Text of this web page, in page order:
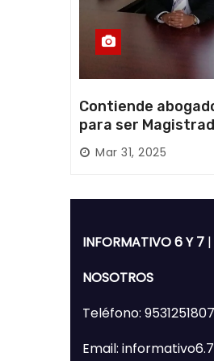
Contiende
para ser
Poder Judicial; es
de Huajuapan de
Mar 31, 2025
INFORMATIVO 6 Y 7
NOSOTROS
Teléfono:
Email: